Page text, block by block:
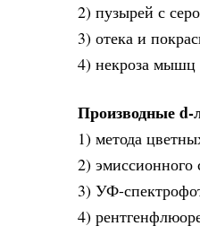
2) пузырей с
3) отека и
4) некроза мышц
Производные d-
1) метода
2) эмиссионного
3) УФ-
4)